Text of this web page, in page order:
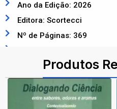
Ano da Edição: 2026
Editora: Scortecci
Nº de Páginas: 369
Produtos